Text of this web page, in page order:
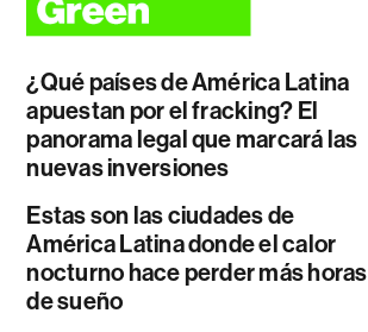
¿Qué países de América Latina
apuestan por el fracking? El
panorama legal que marcará las
nuevas inversiones
Estas son las ciudades de
América Latina donde el calor
nocturno hace perder más horas
de sueño